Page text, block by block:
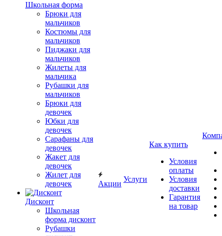
Школьная форма
Брюки для
мальчиков
Костюмы для
мальчиков
Пиджаки для
мальчиков
Жилеты для
мальчика
Рубашки для
мальчиков
Брюки для
девочек
Юбки для
девочек
Сарафаны для
девочек
Жакет для
девочек
Жилет для
девочек
Дисконт
Школьная
форма дисконт
Рубашки
Акции
Услуги
Как купить
Условия
оплаты
Условия
доставки
Гарантия
на товар